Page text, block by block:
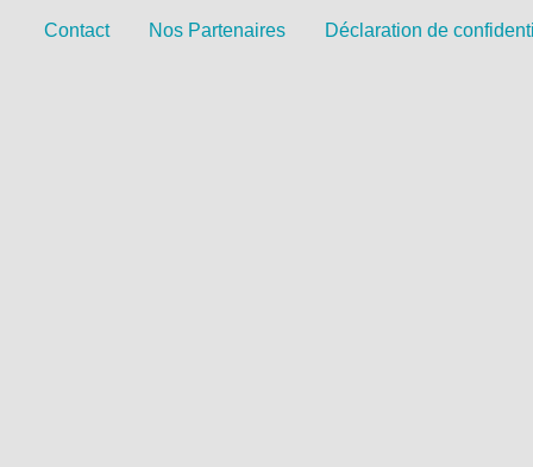
Contact Nos Partenaires Déclaration de